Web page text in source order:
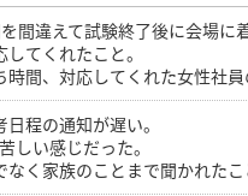
間違えて試験終了後に会場
てくれたこと。
間、対応してくれた女性社員
程の通知が遅い。
しい感じだった。
く家族のことまで聞かれたこ